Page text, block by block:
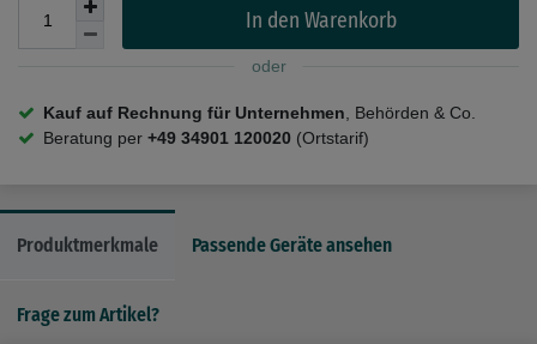
In den Warenkorb
oder
Kauf auf Rechnung für Unternehmen , Behörden & Co.
Beratung per +49 34901 120020 (Ortstarif)
Produktmerkmale Passende Geräte ansehen
Frage zum Artikel?